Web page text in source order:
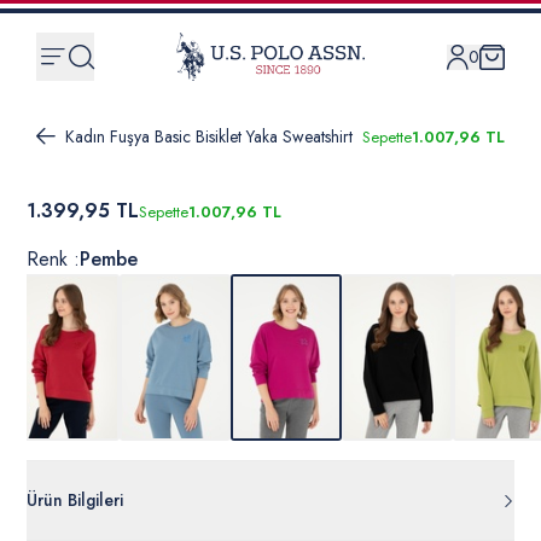
0
Kadın Fuşya Basic Bisiklet Yaka Sweatshirt Sepette1.007,96 TL
1.399,95 TLSepette1.007,96 TL
Renk :Pembe
Ürün Bilgileri